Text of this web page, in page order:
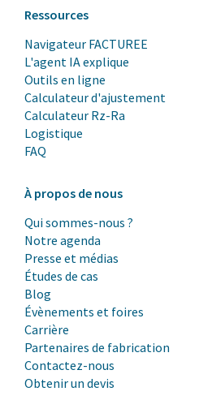
Ressources
Navigateur FACTUREE
L'agent IA explique
Outils en ligne
Calculateur d'ajustement
Calculateur Rz-Ra
Logistique
FAQ
À propos de nous
Qui sommes-nous ?
Notre agenda
Presse et médias
Études de cas
Blog
Évènements et foires
Carrière
Partenaires de fabrication
Contactez-nous
Obtenir un devis